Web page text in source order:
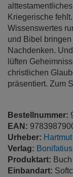
Kriegerische
Wissenswertes
und Bibel
Nachdenken.
lüften
christlichen
präsentiert. Zum
Bestellnummer:
EAN:
Urheber:
Verlag:
Produktart: Buch
Einbandart: